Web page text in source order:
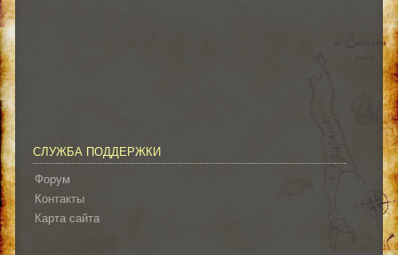
СЛУЖБА ПОДДЕРЖКИ
Форум
Контакты
Карта сайта